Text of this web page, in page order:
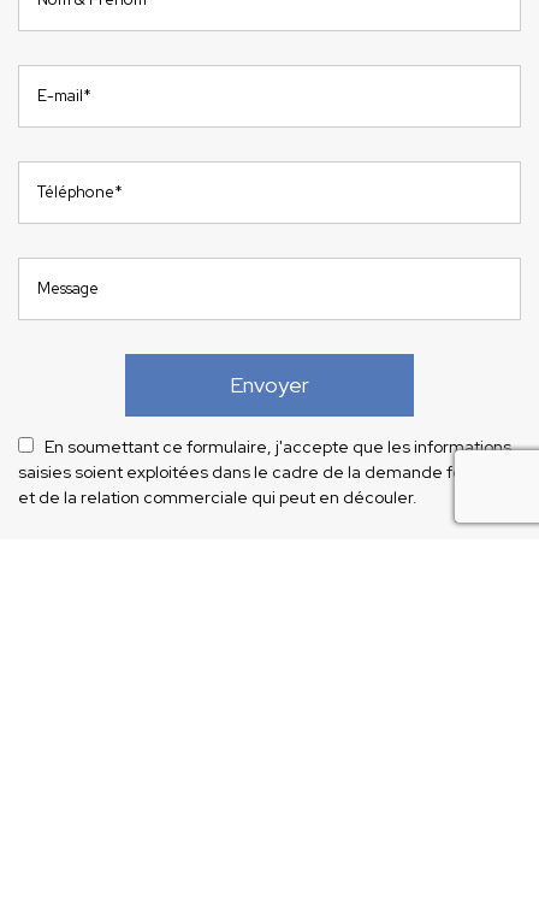
En soumettant ce formulaire, j'accepte que les informations
saisies soient exploitées dans le cadre de la demande formulée
et de la relation commerciale qui peut en découler.